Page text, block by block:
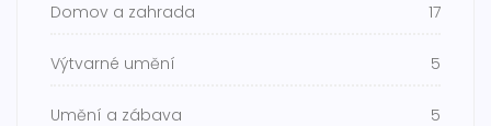
Domov a zahrada 17
Výtvarné umění 5
Umění a zábava 5